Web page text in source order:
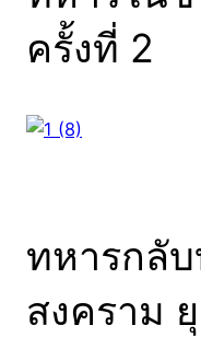
ครั้งที่ 2
ทหารกลั
สงคราม